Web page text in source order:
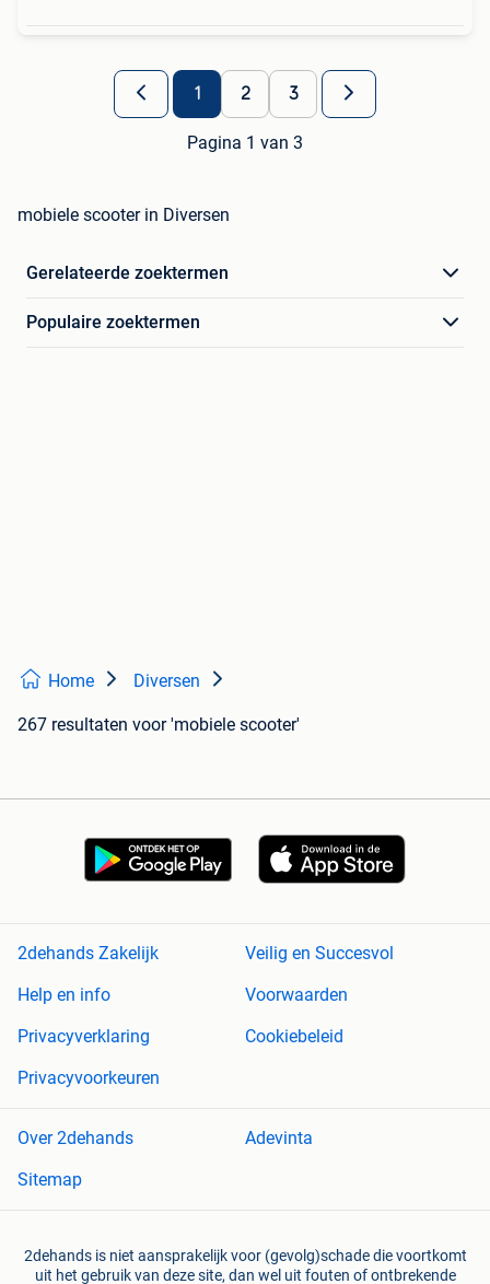
1 2 3
Pagina 1 van 3
mobiele scooter in Diversen
Gerelateerde zoektermen
Populaire zoektermen
Home Diversen
267 resultaten voor 'mobiele scooter'
2dehands Zakelijk
Veilig en Succesvol
Help en info
Voorwaarden
Privacyverklaring
Cookiebeleid
Privacyvoorkeuren
Over 2dehands
Adevinta
Sitemap
2dehands is niet aansprakelijk voor (gevolg)schade die voortkomt
uit het gebruik van deze site, dan wel uit fouten of ontbrekende